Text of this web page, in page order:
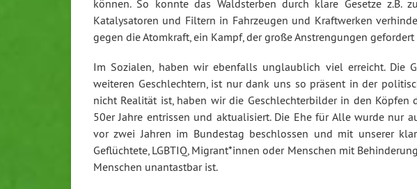
können. So konnte das Waldsterben durch klare Gesetze z.B.
Katalysatoren und Filtern in Fahrzeugen und Kraftwerken
gegen die Atomkraft, ein Kampf, der große Anstrengungen gefordert
Im Sozialen, haben wir ebenfalls unglaublich viel erreicht. Die
weiteren Geschlechtern, ist nur dank uns so präsent in der
nicht Realität ist, haben wir die Geschlechterbilder in den Köpfen
50er Jahre entrissen und aktualisiert. Die Ehe für Alle wurde nur
vor zwei Jahren im Bundestag beschlossen und mit unserer
Geflüchtete, LGBTIQ, Migrant*innen oder Menschen mit
Menschen unantastbar ist.